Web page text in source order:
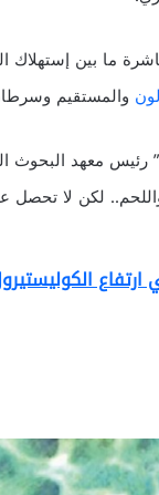
ما بين إستهلاك
والمستقيم
معهد البحوث
لكن لا تحصل
ارتفاع